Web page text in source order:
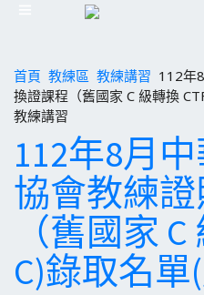
首頁 教練區 教練講習 112年
換證課程（舊國家 C 級轉換
教練講習
112年8月
協會教練
（舊國家
C)錄取名單